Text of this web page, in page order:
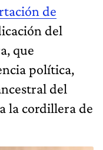
de
del
que
política,
del
la cordillera de